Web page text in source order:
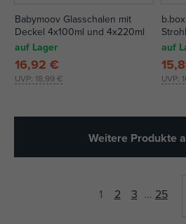
Babymoov Glasschalen mit
Deckel 4x100ml und 4x220ml
auf Lager
UVP: 18,99 €
16,92 €
auf
UVP:
Weitere Produkte
1 2 3 … 25